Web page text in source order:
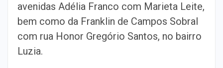
avenidas Adélia Franco com Marieta Leite,
bem como da Franklin de Campos Sobral
com rua Honor Gregório Santos, no bairro
Luzia.